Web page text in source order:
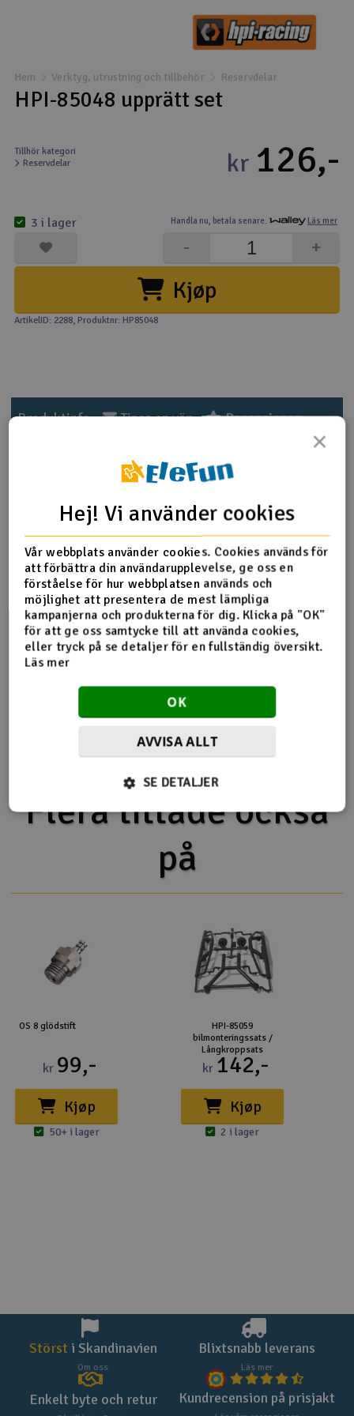
Drönare
Drönare för FPV
Flygplan
Kamerautrustning
Modellbygg- och byggsatser
Modelljärnväg
Scooter & elfordon
Smarthem, lek och hobby
Solenergi
Verktyg, utrustning och tillbehör
Presentkort
Hem Verktyg, utrustning och tillbehör Reservdelar
HPI-85048 upprätt set
Tillhör kategori
Reservdelar
Handla nu, betala senare. Läs mer
kr 126,-
Kjøp
+
-
3 i lager
ArtikelID: 2288, Produktnr: HP85048
Produktinfo Tipsa en vän Recensioner
Produktinformation
85048 upprätt set
Fler detaljer
Produkten är
förknippad med
Reservdelar HPI
Del av PartFinder
HPI Savage X Flux V2 GT-6 - RTR
HPI Savage XL 5.9 V2 2.4GHz
Flera tittade också
på
OS 8 glödstift
kr 99,-
Kjøp
50+ i lager
HPI-85059
bilmonteringssats /
Långkroppsats
kr 142,-
Kjøp
2 i lager
Störst i Skandinavien
Om oss
Blixtsnabb leverans
Läs mer
Enkelt byte och retur Kundrecension på prisjakt
×
Hej! Vi använder cookies
Vår webbplats använder cookies. Cookies används för
att förbättra din användarupplevelse, ge oss en
förståelse för hur webbplatsen används och
möjlighet att presentera de mest lämpliga
kampanjerna och produkterna för dig. Klicka på "OK"
för att ge oss samtycke till att använda cookies,
eller tryck på se detaljer för en fullständig översikt.
Läs mer
OK
AVVISA ALLT
SE DETALJER